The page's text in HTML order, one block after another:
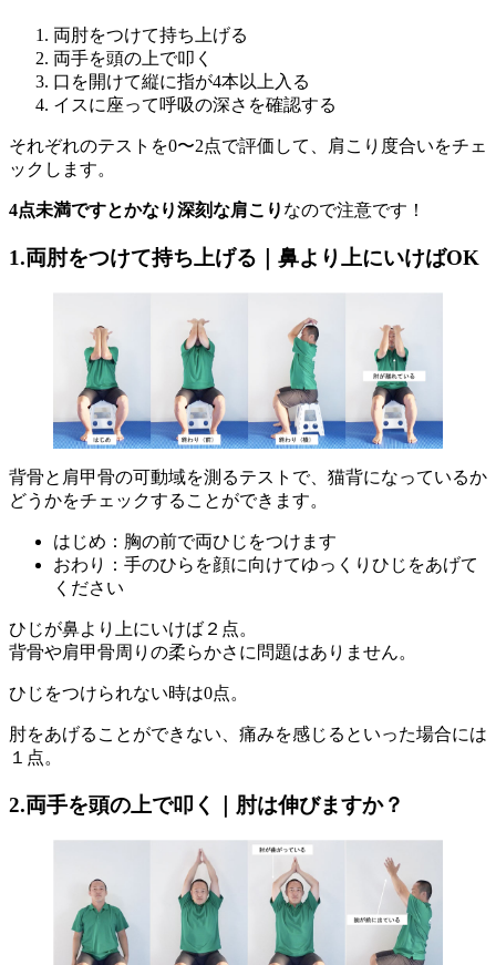
両肘をつけて持ち上げる
両手を頭の上で叩く
口を開けて縦に指が4本以上入る
イスに座って呼吸の深さを確認する
それぞれのテストを0〜2点で評価して、肩こり度合いをチェ
ックします。
4点未満ですとかなり深刻な肩こり なので注意です！
1.両肘をつけて持ち上げる｜鼻より上にいけばOK
背骨と肩甲骨の可動域を測るテストで、猫背になっているか
どうかをチェックすることができます。
はじめ：胸の前で両ひじをつけます
おわり：手のひらを顔に向けてゆっくりひじをあげて
ください
ひじが鼻より上にいけば２点。
背骨や肩甲骨周りの柔らかさに問題はありません。
ひじをつけられない時は0点。
肘をあげることができない、痛みを感じるといった場合には
１点。
2.両手を頭の上で叩く｜肘は伸びますか？